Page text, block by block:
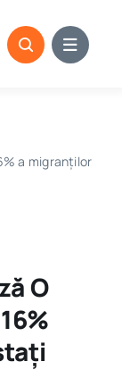
a migranţilor
O